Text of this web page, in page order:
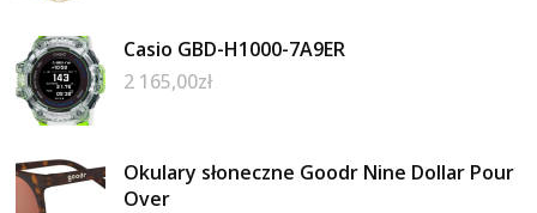
Casio GBD-H1000-7A9ER
2 165,00zł
Okulary słoneczne Goodr Nine Dollar Pour
Over